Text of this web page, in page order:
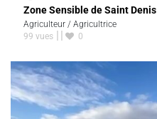
Zone Sensible de Saint Denis
Agriculteur / Agricultrice
99 vues
0